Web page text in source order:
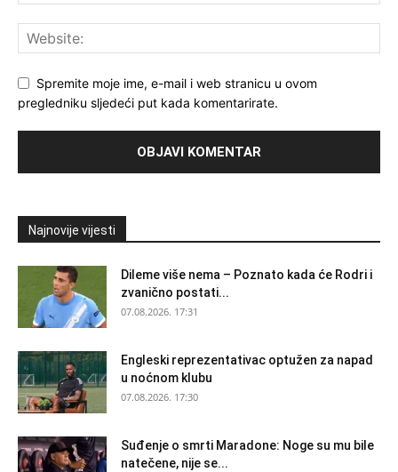
Spremite moje ime, e-mail i web stranicu u ovom
pregledniku sljedeći put kada komentarirate.
Najnovije vijesti
Dileme više nema – Poznato kada će Rodri i
zvanično postati...
07.08.2026. 17:31
Engleski reprezentativac optužen za napad
u noćnom klubu
07.08.2026. 17:30
Suđenje o smrti Maradone: Noge su mu bile
natečene, nije se...